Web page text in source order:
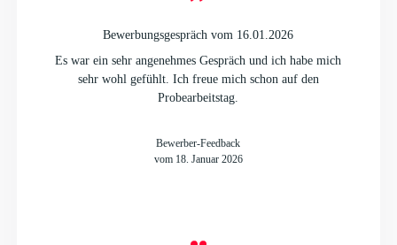
Bewerbungsgespräch vom 16.01.2026
Es war ein sehr angenehmes Gespräch und ich habe mich
sehr wohl gefühlt. Ich freue mich schon auf den
Probearbeitstag.
Bewerber-Feedback
vom 18. Januar 2026